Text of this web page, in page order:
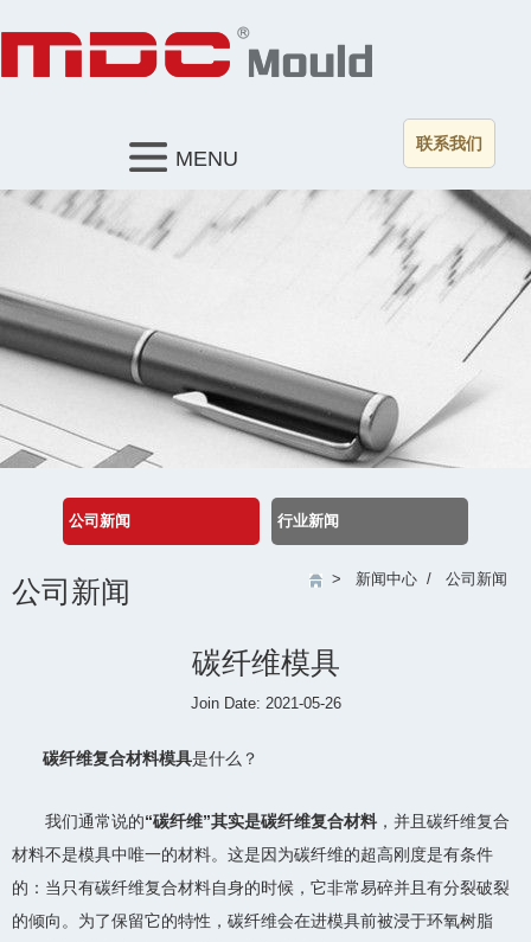
联系我们
MENU
公司新闻 行业新闻
公司新闻 > 新闻中心 / 公司新闻
碳纤维模具
Join Date: 2021-05-26
碳纤维复合材料模具是什么？
我们通常说的“碳纤维”其实是碳纤维复合材料 ，并且碳纤维复合
材料不是模具中唯一的材料。这是因为碳纤维的超高刚度是有条件
的：当只有碳纤维复合材料自身的时候，它非常易碎并且有分裂破裂
的倾向。为了保留它的特性，碳纤维会在进模具前被浸于环氧树脂